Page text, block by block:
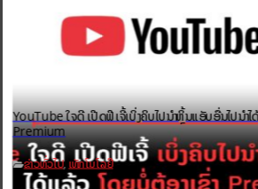
YouTube ໃຈດີ ເປີດຟີເຈີ້ເບິ່ງຄິບໄປນຳຫຼິ້ນແອັບອື່ນໄປນຳໄ
Premium
ຂ່າວທົ່ວໄປ, ເທັກໂນໂລຢີ